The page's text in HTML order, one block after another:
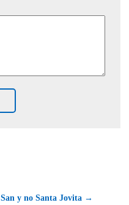
San y no Santa Jovita →